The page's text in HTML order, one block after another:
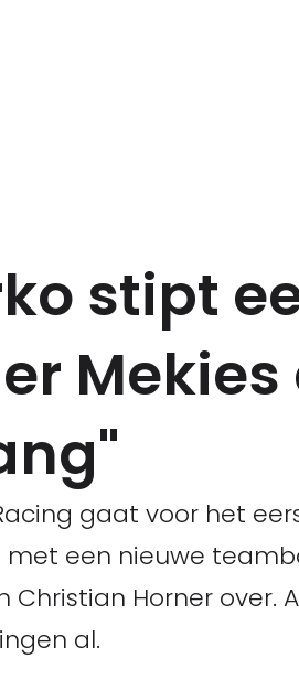
stipt
gaat voor het
met een nieuwe
Christian Horner over.
al.